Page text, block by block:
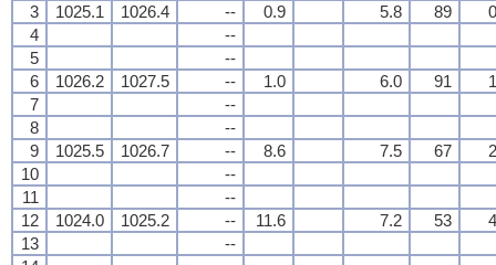
3
1025.1 1026.4 -- 0.9 5.8 89
4
--
5
--
6
1026.2 1027.5 -- 1.0 6.0 91
7
--
8
--
9
1025.5 1026.7 -- 8.6 7.5 67
10
--
11
--
12
1024.0 1025.2 -- 11.6 7.2 53
13
--